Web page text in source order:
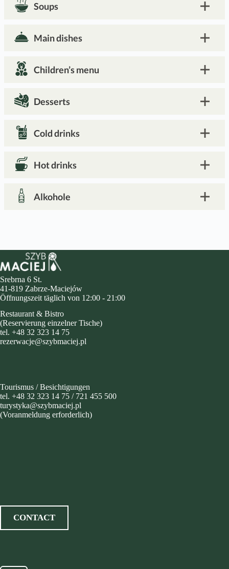
Soups
Main dishes
Children’s menu
Desserts
Cold drinks
Hot drinks
Alkohole
Srebrna 6 St.
41-819 Zabrze-Maciejów
Öffnungszeit täglich von 12:00 - 21:00
Restaurant & Bistro
(Reservierung einzelner Tische)
tel. +48 32 323 14 75
rezerwacje@szybmaciej.pl
Tourismus / Besichtigungen
tel. +48 32 323 14 75 / 721 455 500
turystyka@szybmaciej.pl
(Voranmeldung erforderlich)
CONTACT